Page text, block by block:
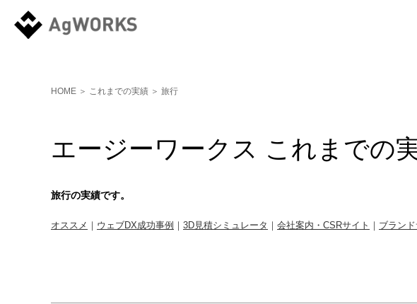
HOME ＞ これまでの実績 ＞ 旅行
エージーワークス これまでの実
旅行の実績です。
オススメ ｜ ウェブDX成功事例 ｜ 3D見積シミュレータ ｜ 会社案内・CSRサイト ｜ ブランド